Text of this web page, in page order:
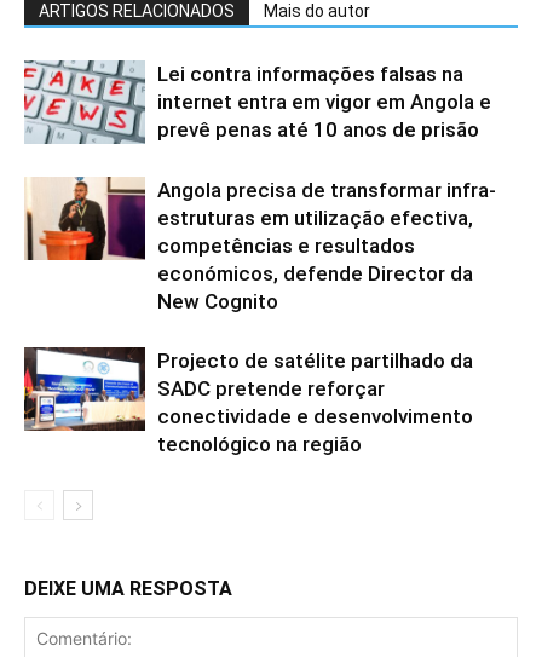
ARTIGOS RELACIONADOS Mais do autor
Lei contra informações falsas na
internet entra em vigor em Angola e
prevê penas até 10 anos de prisão
Angola precisa de transformar infra-
estruturas em utilização efectiva,
competências e resultados
económicos, defende Director da
New Cognito
Projecto de satélite partilhado da
SADC pretende reforçar
conectividade e desenvolvimento
tecnológico na região
DEIXE UMA RESPOSTA